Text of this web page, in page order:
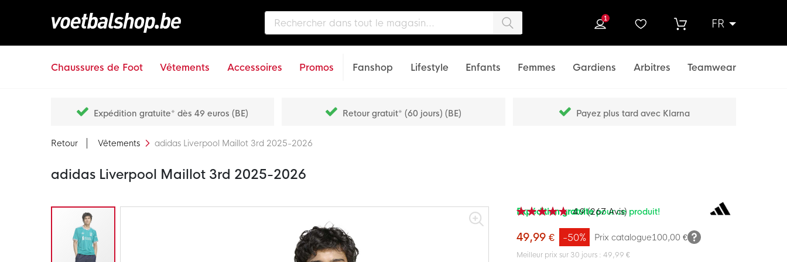
FR
1
Chaussures de Foot Vêtements Accessoires Promos Fanshop Lifestyle Enfants Femmes Gardiens Arbitres Teamwear
Expédition gratuite* dès 49 euros (BE) Retour gratuit* (60 jours) (BE) Payez plus tard avec Klarna
Retour Vêtements adidas Liverpool Maillot 3rd 2025-2026
adidas Liverpool Maillot 3rd 2025-2026
Passer
Notation:
% of100
4.9 (267 Avis)
Expédition gratuitepour ce produit!
49,99 € Prix catalogue100,00 €
-50%
Meilleur prix sur 30 jours : 49,99 €